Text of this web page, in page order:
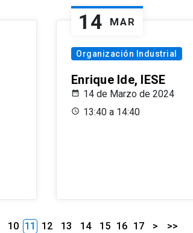
14 MAR
Organización Industrial
Enrique Ide, IESE
14 de Marzo de 2024
13:40 a 14:40
10 11 12 13 14 15 16 17 > >>